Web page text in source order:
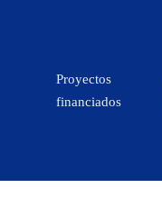
Proyectos
financiados